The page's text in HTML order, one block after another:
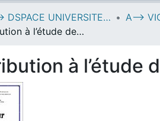
--> DSPACE UNIVERSITE DJILALLI LIABES DE SIDI BEL ABBES
Contribution à l’étude de la pollution marine par des bioindicateurs
à l’étude